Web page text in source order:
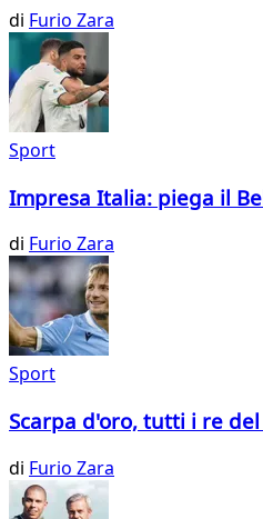
di Furio Zara
Sport
Impresa Italia: piega il
di Furio Zara
Sport
Scarpa d'oro, tutti i re
di Furio Zara